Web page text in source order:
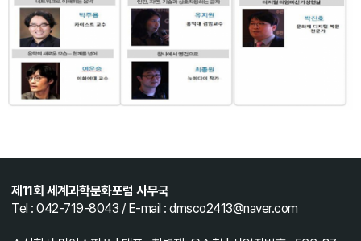
제11회 세계과학문화포럼 사무국
Tel : 042-719-8043 / E-mail : dmsco2413@naver.com